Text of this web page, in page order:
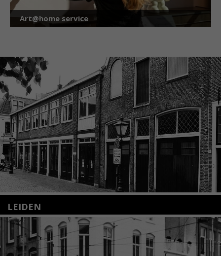
Art@home service
LEIDEN
Nieuwstraat 35
2312 KA Leiden
+31(0)71 – 52 84 480
info@kunsthuisleiden.nl